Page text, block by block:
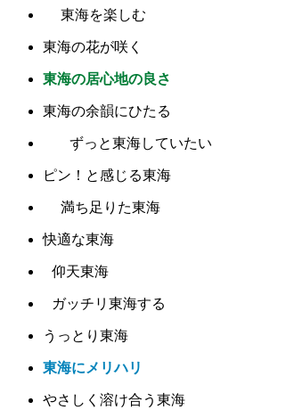
東海を楽しむ
東海の花が咲く
東海の居心地の良さ
東海の余韻にひたる
ずっと東海していたい
ピン！と感じる東海
満ち足りた東海
快適な東海
仰天東海
ガッチリ東海する
うっとり東海
東海にメリハリ
やさしく溶け合う東海